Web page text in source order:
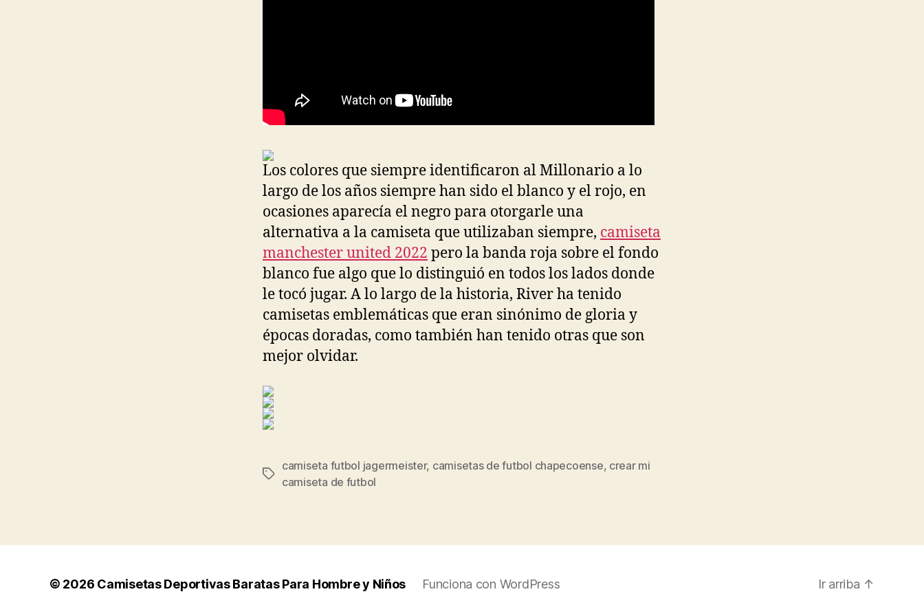
Los colores que siempre identificaron al Millonario a lo
largo de los años siempre han sido el blanco y el rojo, en
ocasiones aparecía el negro para otorgarle una
alternativa a la camiseta que utilizaban siempre, camiseta
manchester united 2022 pero la banda roja sobre el fondo
blanco fue algo que lo distinguió en todos los lados donde
le tocó jugar. A lo largo de la historia, River ha tenido
camisetas emblemáticas que eran sinónimo de gloria y
épocas doradas, como también han tenido otras que son
mejor olvidar.
Etiquetas
camiseta futbol jagermeister, camisetas de futbol chapecoense, crear mi
camiseta de futbol
© 2026 Camisetas Deportivas Baratas Para Hombre y Niños Funciona con WordPress Ir arriba ↑